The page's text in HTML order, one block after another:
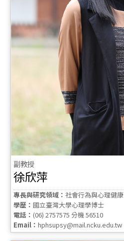
副教授
徐欣萍
專長與研究領域： 社會行為與心理健康
學歷： 國立臺灣大學心理學博士
電話： (06) 2757575 分機 56510
Email： hphsupsy@mail.ncku.edu.tw